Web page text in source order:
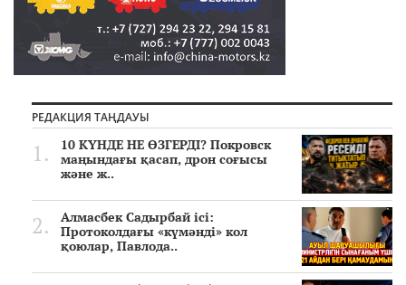
РЕДАКЦИЯ ТАҢДАУЫ
10 КҮНДЕ НЕ ӨЗГЕРДІ? Покровск
маңындағы қасап, дрон соғысы
және ж..
Алмасбек Садырбай ісі:
Протоколдағы «күмәнді» кол
қоюлар, Павлода..